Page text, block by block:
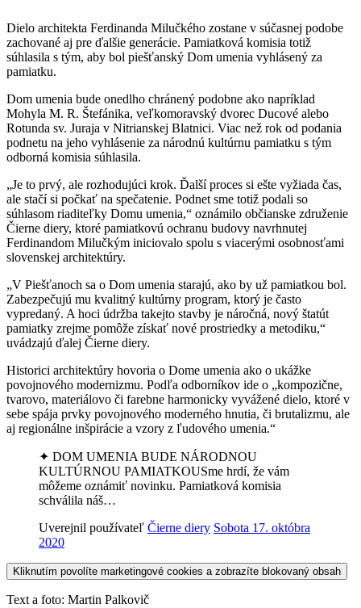
Dielo architekta Ferdinanda Milučkého zostane v súčasnej podobe
zachované aj pre ďalšie generácie. Pamiatková komisia totiž
súhlasila s tým, aby bol piešťanský Dom umenia vyhlásený za
pamiatku.
Dom umenia bude onedlho chránený podobne ako napríklad
Mohyla M. R. Štefánika, veľkomoravský dvorec Ducové alebo
Rotunda sv. Juraja v Nitrianskej Blatnici. Viac než rok od podania
podnetu na jeho vyhlásenie za národnú kultúrnu pamiatku s tým
odborná komisia súhlasila.
„Je to prvý, ale rozhodujúci krok. Ďalší proces si ešte vyžiada čas,
ale stačí si počkať na spečatenie. Podnet sme totiž podali so
súhlasom riaditeľky Domu umenia,“ oznámilo občianske združenie
Čierne diery, ktoré pamiatkovú ochranu budovy navrhnutej
Ferdinandom Milučkým iniciovalo spolu s viacerými osobnosťami
slovenskej architektúry.
„V Piešťanoch sa o Dom umenia starajú, ako by už pamiatkou bol.
Zabezpečujú mu kvalitný kultúrny program, ktorý je často
vypredaný. A hoci údržba takejto stavby je náročná, nový štatút
pamiatky zrejme pomôže získať nové prostriedky a metodiku,“
uvádzajú ďalej Čierne diery.
Historici architektúry hovoria o Dome umenia ako o ukážke
povojnového modernizmu. Podľa odborníkov ide o „kompozične,
tvarovo, materiálovo či farebne harmonicky vyvážené dielo, ktoré v
sebe spája prvky povojnového moderného hnutia, či brutalizmu, ale
aj regionálne inšpirácie a vzory z ľudového umenia.“
✦ DOM UMENIA BUDE NÁRODNOU
KULTÚRNOU PAMIATKOUSme hrdí, že vám
môžeme oznámiť novinku. Pamiatková komisia
schválila náš…
Uverejnil používateľ Čierne diery Sobota 17. októbra
2020
Kliknutím povolíte marketingové cookies a zobrazíte blokovaný obsah
Text a foto: Martin Palkovič